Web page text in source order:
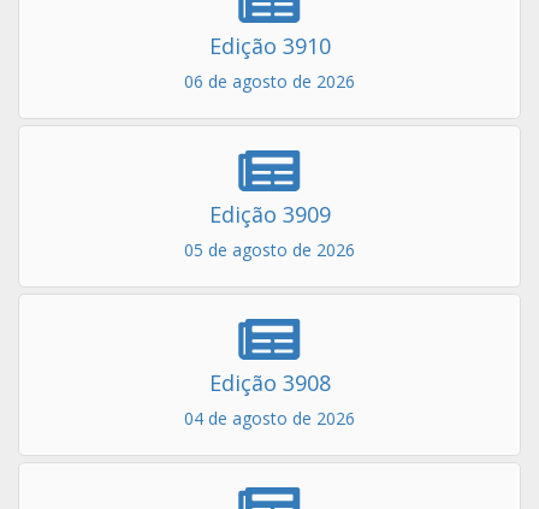
Edição 3910
06 de agosto de 2026
Edição 3909
05 de agosto de 2026
Edição 3908
04 de agosto de 2026